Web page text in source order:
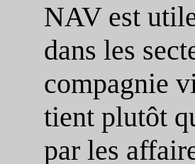
NAV est
dans les
compagnie
tient plutôt
par les